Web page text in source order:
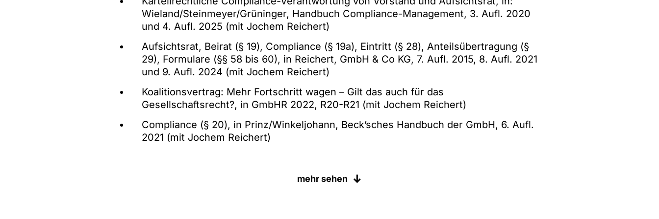
Wieland/Steinmeyer/Grüninger, Handbuch Compliance-Management, 3. Aufl. 2020
und 4. Aufl. 2025 (mit Jochem Reichert)
Aufsichtsrat, Beirat (§ 19), Compliance (§ 19a), Eintritt (§ 28), Anteilsübertragung (§
29), Formulare (§§ 58 bis 60), in Reichert, GmbH & Co KG, 7. Aufl. 2015, 8. Aufl. 2021
und 9. Aufl. 2024 (mit Jochem Reichert)
Koalitionsvertrag: Mehr Fortschritt wagen – Gilt das auch für das
Gesellschaftsrecht?, in GmbHR 2022, R20-R21 (mit Jochem Reichert)
Compliance (§ 20), in Prinz/Winkeljohann, Beck’sches Handbuch der GmbH, 6. Aufl.
2021 (mit Jochem Reichert)
mehr sehen